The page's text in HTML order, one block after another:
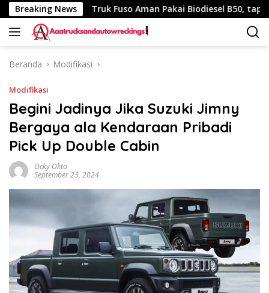
Langsung
ke
konten
Breaking News
Km Truk Fuso Aman Pakai Biodiesel B50, tapi Ada
Beranda Modifikasi
Modifikasi
Begini Jadinya Jika Suzuki Jimny
Bergaya ala Kendaraan Pribadi
Pick Up Double Cabin
Ocky Okta
September 23, 2024